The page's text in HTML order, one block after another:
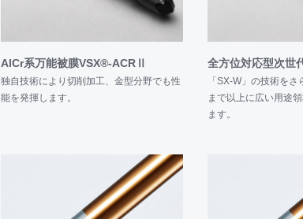
コーティング事業部が新潟市の朱鷺メッセで開催され
2025年10月21日
当社のコーティング事業では、CO
排出量を削減し
たします。 カーボンニュートラルコーティング「コ
太陽光発電によるグリーン電力を利用したPVDコー
コーティングに割り当てることで、 業界初となるCO
ぜひお試しください。
2025年10月23日～24日 コーティング事業部が「 燕
AlCr系万能被膜VSX®-ACRⅡ
独自技術により切削加工、金型分野でも性
能を発揮します。
全方位対応型次世
「SX-W」の技術を
まで以上に広い用途
ます。